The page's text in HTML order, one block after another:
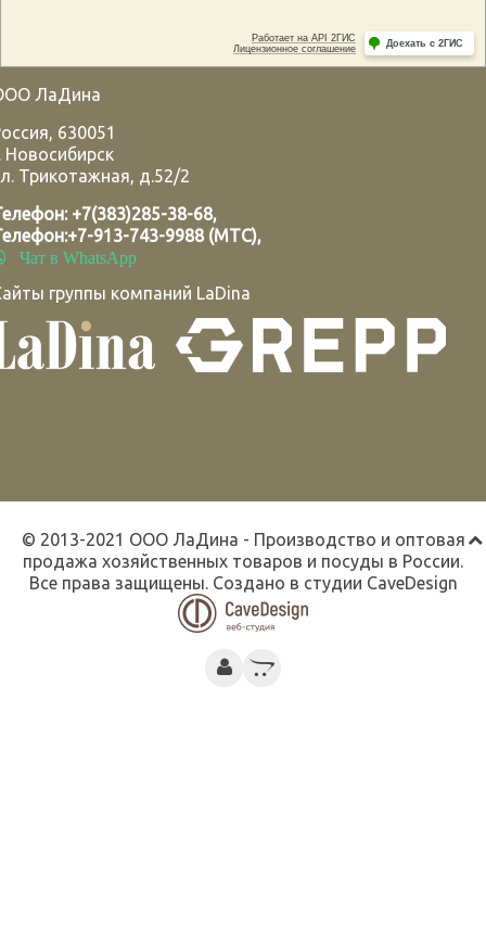
ЛаДина
, 630051
Новосибирск
Трикотажная, д.52/2
+7(383)285-38-68,
+7-913-743-9988 (МТС),
Чат в WhatsApp
группы компаний LaDina
© 2013-2021 ООО ЛаДина - Производство и оптовая
продажа хозяйственных товаров и посуды в России.
Все права защищены. Создано в студии CaveDesign